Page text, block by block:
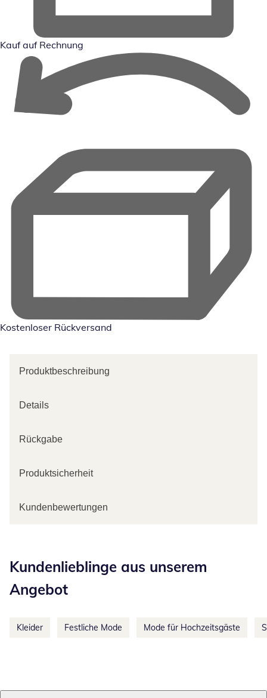
Kauf auf Rechnung
Kostenloser Rückversand
Produktbeschreibung
Details
Rückgabe
Produktsicherheit
Kundenbewertungen
Kundenlieblinge aus unserem
Angebot
Kleider Festliche Mode Mode für Hochzeitsgäste